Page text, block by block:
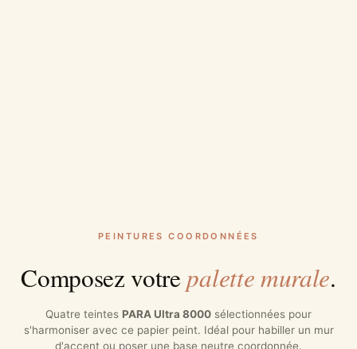
PEINTURES COORDONNÉES
Composez votrepalette murale.
Quatre teintes PARA Ultra 8000 sélectionnées pour
s'harmoniser avec ce papier peint. Idéal pour habiller un mur
d'accent ou poser une base neutre coordonnée.